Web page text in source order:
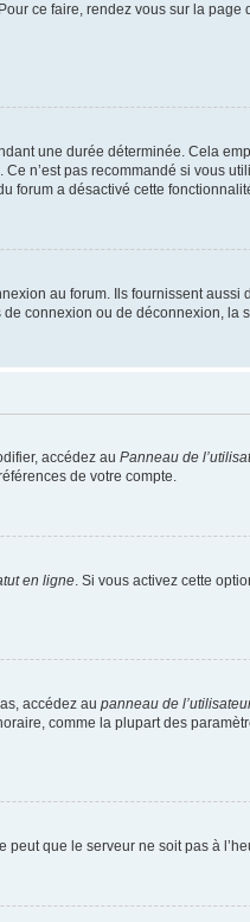
ce faire, rendez vous sur la
une durée déterminée. Cela
Ce n’est pas recommandé si vous
forum a désactivé cette
au forum. Ils fournissent
connexion ou de déconnexion, la
accédez au Panneau de
de votre compte.
en ligne. Si vous activez cette
accédez au panneau de
comme la plupart des
que le serveur ne soit pas à